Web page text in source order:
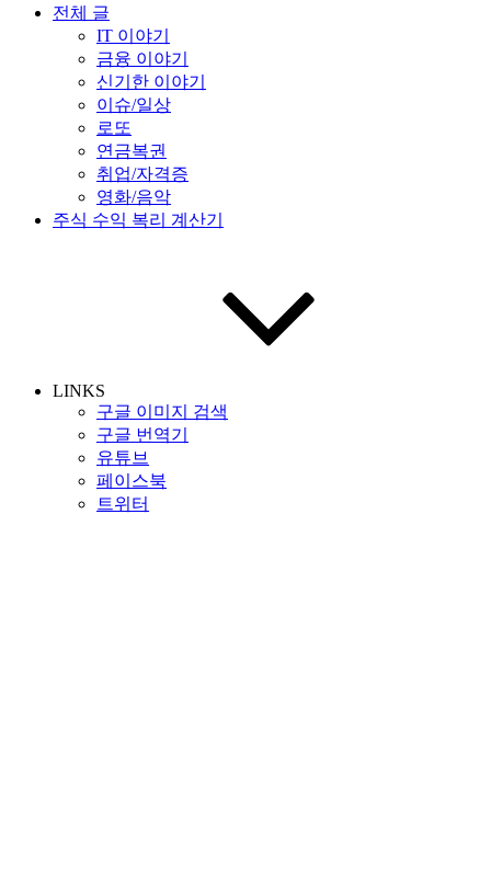
전체 글
IT 이야기
금융 이야기
신기한 이야기
이슈/일상
로또
연금복권
취업/자격증
영화/음악
주식 수익 복리 계산기
LINKS
구글 이미지 검색
구글 번역기
유튜브
페이스북
트위터